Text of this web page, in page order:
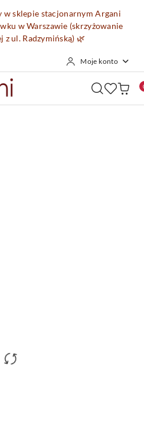
sklepie stacjonarnym Argani
w Warszawie (skrzyżowanie
z ul. Radzymińską) 🌿
Moje konto